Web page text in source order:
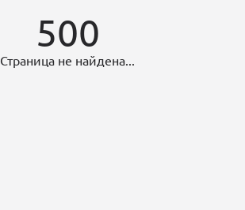
500
Страница не найдена...